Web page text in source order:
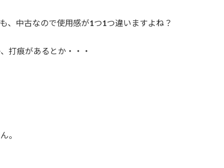
、中古なので使用感が1つ1つ違いますよね？
打痕があるとか・・・
。